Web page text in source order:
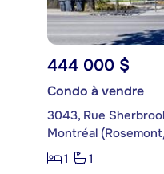
444 000 $
Condo à vendre
3043, Rue
Montréal
1
1